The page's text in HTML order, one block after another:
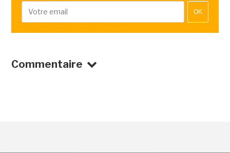
OK
Commentaire